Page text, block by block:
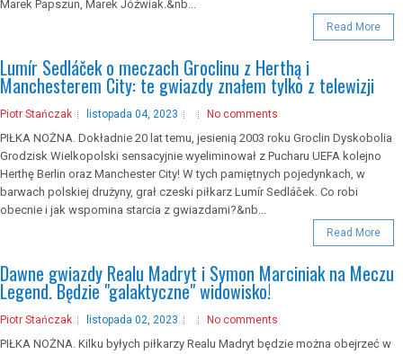
Marek Papszun, Marek Jóźwiak.&nb...
Read More
Lumír Sedláček o meczach Groclinu z Herthą i
Manchesterem City: te gwiazdy znałem tylko z telewizji
Piotr Stańczak listopada 04, 2023 No comments
PIŁKA NOŻNA. Dokładnie 20 lat temu, jesienią 2003 roku Groclin Dyskobolia
Grodzisk Wielkopolski sensacyjnie wyeliminował z Pucharu UEFA kolejno
Herthę Berlin oraz Manchester City! W tych pamiętnych pojedynkach, w
barwach polskiej drużyny, grał czeski piłkarz Lumír Sedláček. Co robi
obecnie i jak wspomina starcia z gwiazdami?&nb...
Read More
Dawne gwiazdy Realu Madryt i Symon Marciniak na Meczu
Legend. Będzie "galaktyczne" widowisko!
Piotr Stańczak listopada 02, 2023 No comments
PIŁKA NOŻNA. Kilku byłych piłkarzy Realu Madryt będzie można obejrzeć w